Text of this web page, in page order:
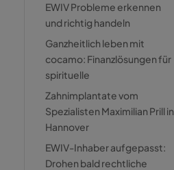
EWIV Probleme erkennen
und richtig handeln
Ganzheitlich leben mit
cocamo: Finanzlösungen für
spirituelle
Zahnimplantate vom
Spezialisten Maximilian Prill in
Hannover
EWIV-Inhaber aufgepasst:
Drohen bald rechtliche